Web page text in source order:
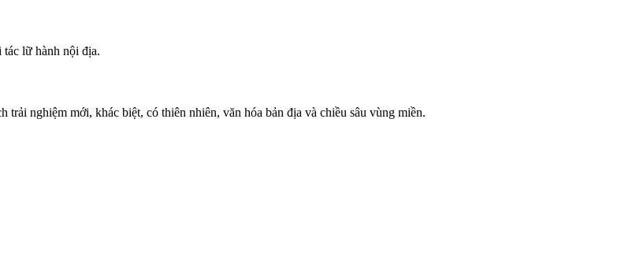
lữ hành nội địa.
trải nghiệm mới, khác biệt, có thiên nhiên, văn hóa bản địa và chiều sâu vùng miền.